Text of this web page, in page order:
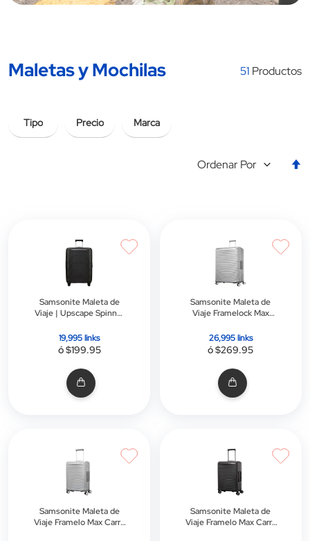
Maletas y Mochilas
Tipo Precio Marca
51 Productos
Ordenar Por
Samsonite Maleta de
Viaje | Upscape Spinner
19,995 links
ó $199.95
Samsonite Maleta de
Viaje Framelock Max
Eazylock | Gris
26,995 links
ó $269.95
Samsonite Maleta de
Viaje Framelo Max Carry
Samsonite Maleta de
Viaje Framelo Max Carry